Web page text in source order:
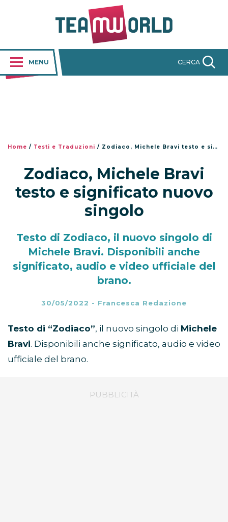
MENU CERCA
Home / Testi e Traduzioni / Zodiaco, Michele Bravi testo e significato nuovo singolo
Zodiaco, Michele Bravi
testo e significato nuovo
singolo
Testo di Zodiaco, il nuovo singolo di
Michele Bravi. Disponibili anche
significato, audio e video ufficiale del
brano.
30/05/2022 - Francesca Redazione
Testo di “Zodiaco”, il nuovo singolo di Michele
Bravi. Disponibili anche significato, audio e video
ufficiale del brano.